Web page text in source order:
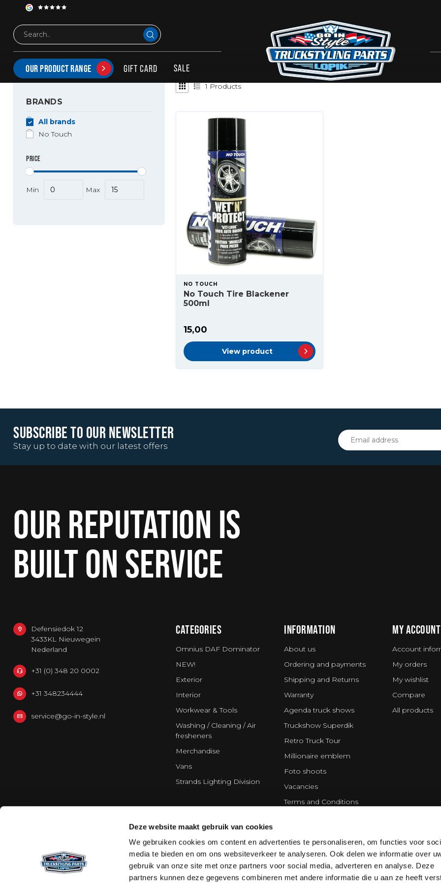
Deze website maakt gebruik van cookies
We gebruiken cookies om content en advertenties te personaliseren, om functies voor
media te bieden en om ons websiteverkeer te analyseren. Ook delen we informatie over
gebruik van onze site met onze partners voor social media, adverteren en analyse. Deze
partners kunnen deze gegevens combineren met andere informatie die u aan ze heeft
OUR PRODUCT RANGE GIFT CARD SALE
NO TOUCH
BRANDS
All brands
No Touch
PRICE
Min Max
1 Products
NO TOUCH
No Touch Tire Blackener
500ml
15,00
View product
SUBSCRIBE TO OUR NEWSLETTER
Stay up to date with our latest offers
OUR REPUTATION IS
BUILT ON SERVICE
Defensiedok 12
3433KL Nieuwegein
Nederland
+31 (0) 348 20 0002
+31 348234444
service@go-in-style.nl
CATEGORIES
Omnius DAF Dominator
NEW!
Exterior
Interior
Workwear & Tools
Washing / Cleaning / Air
fresheners
Merchandise
Vans
Strands Lighting Division
INFORMATION
About us
Ordering and payments
Shipping and Returns
Warranty
Agenda truck shows
Truckshow Superdik
Retro Truck Tour
Millionaire emblem
Foto shoots
Vacancies
Terms and Conditions
Cookie policy
Partners
MY ACCOUNT
Account
My orders
My wishlist
Compare
All products